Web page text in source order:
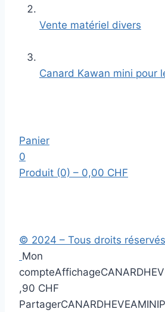
Vente matériel divers
Canard Kawan mini pour
Panier
0
Produit (0) – 0,00 CHF
© 2024 – Tous droits
Mon
compteAffichage
,90 CHF
PartagerCANARDHEVEAMINI